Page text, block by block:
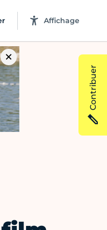
Affichage
Contribuer